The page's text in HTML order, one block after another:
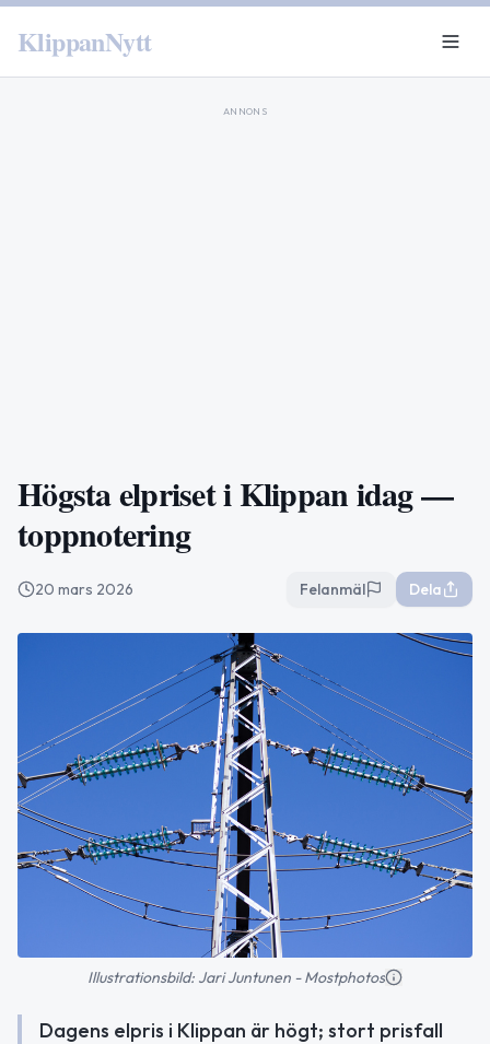
KlippanNytt
ANNONS
Högsta elpriset i Klippan idag —
toppnotering
20 mars 2026 Felanmäl Dela
Illustrationsbild: Jari Juntunen - Mostphotos
Dagens elpris i Klippan är högt; stort prisfall